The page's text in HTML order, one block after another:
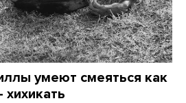
умеют смеяться как